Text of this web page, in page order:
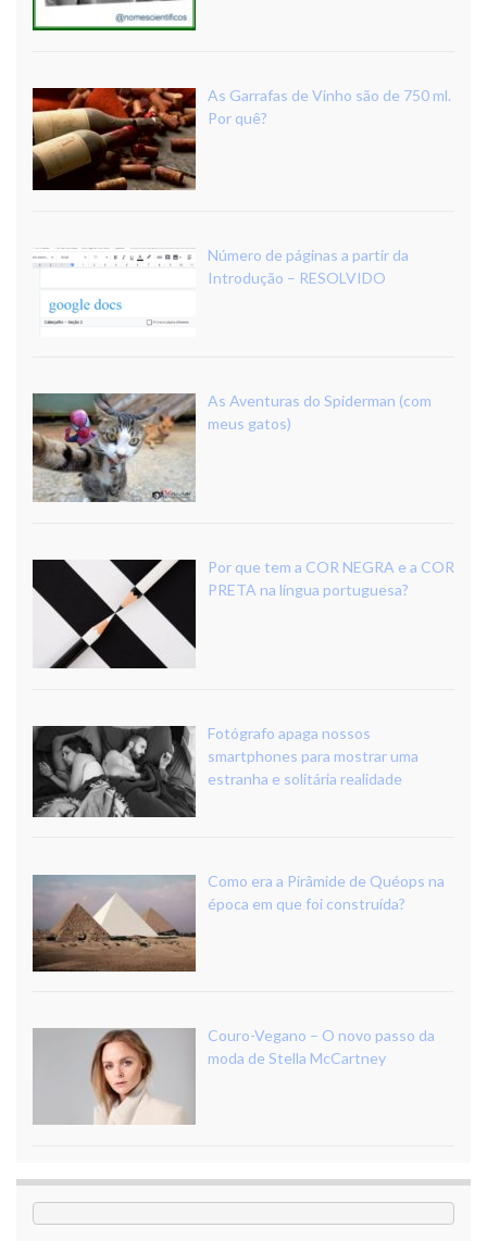
As Garrafas de Vinho são de 750 ml.
Por quê?
Número de páginas a partir da
Introdução – RESOLVIDO
As Aventuras do Spiderman (com
meus gatos)
Por que tem a COR NEGRA e a COR
PRETA na língua portuguesa?
Fotógrafo apaga nossos
smartphones para mostrar uma
estranha e solitária realidade
Como era a Pirâmide de Quéops na
época em que foi construída?
Couro-Vegano – O novo passo da
moda de Stella McCartney